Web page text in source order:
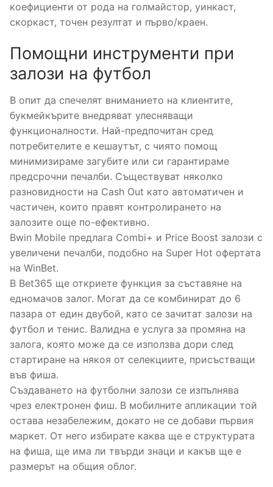
коефициенти от рода на голмайстор, уинкаст,
скоркаст, точен резултат и първо/краен.
Помощни инструменти при
залози на футбол
В опит да спечелят вниманието на клиентите,
букмейкърите внедряват улесняващи
функционалности. Най-предпочитан сред
потребителите е кешаутът, с чиято помощ
минимизираме загубите или си гарантираме
предсрочни печалби. Съществуват няколко
разновидности на Cash Out като автоматичен и
частичен, които правят контролирането на
залозите още по-ефективно.
Bwin Mobile предлага Combi+ и Price Boost залози с
увеличени печалби, подобно на Super Hot офертата
на WinBet.
В Bet365 ще откриете функция за съставяне на
едномачов залог. Могат да се комбинират до 6
пазара от един двубой, като се зачитат залози на
футбол и тенис. Валидна е услуга за промяна на
залога, която може да се използва дори след
стартиране на някоя от селекциите, присъстващи
във фиша.
Създаването на футболни залози се изпълнява
чрез електронен фиш. В мобилните апликации той
остава незабележим, докато не се добави първия
маркет. От него избирате каква ще е структурата
на фиша, ще има ли твърди знаци и какъв ще е
размерът на общия облог.